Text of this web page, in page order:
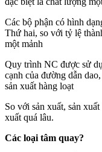
Các bộ phận có hình
Thứ hai, so với tỷ lệ
một mảnh
Quy trình NC được sử
cạnh của đường dẫn
sản xuất hàng loạt
So với sản xuất, sản
xuất quá lâu.
Các loại tâm quay?